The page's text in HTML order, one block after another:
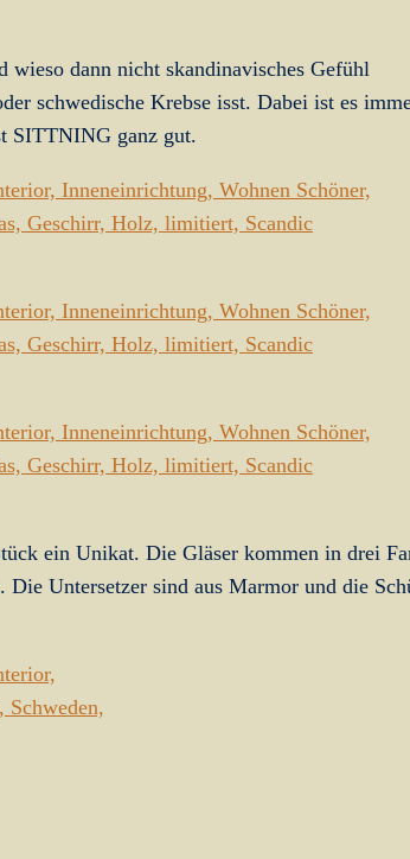
wieso dann nicht skandinavisches Gefühl
schwedische Krebse isst. Dabei ist es
SITTNING ganz gut.
ein Unikat. Die Gläser kommen in drei
Untersetzer sind aus Marmor und die